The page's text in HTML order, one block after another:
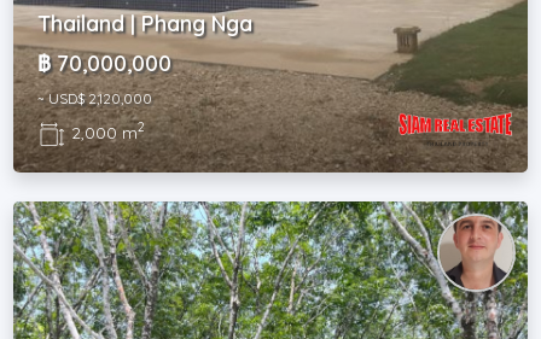
Thailand | Phang Nga
฿ 70,000,000
~ USD$ 2,120,000
2,000 m2